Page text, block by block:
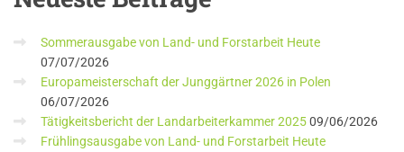
Sommerausgabe von Land- und Forstarbeit Heute
07/07/2026
Europameisterschaft der Junggärtner 2026 in Polen
06/07/2026
Tätigkeitsbericht der Landarbeiterkammer 202509/06/2026
Frühlingsausgabe von Land- und Forstarbeit Heute